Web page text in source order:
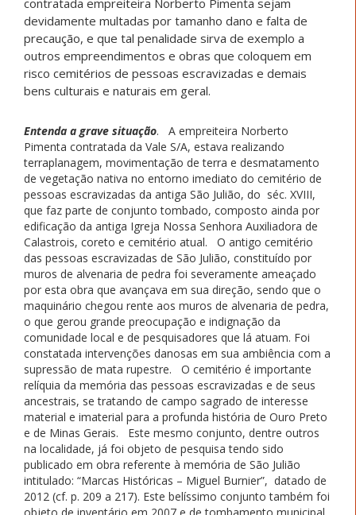
devidamente multadas por tamanho dano e falta de
precaução, e que tal penalidade sirva de exemplo a
outros empreendimentos e obras que coloquem em
risco cemitérios de pessoas escravizadas e demais
bens culturais e naturais em geral.
Entenda a grave situação. A empreiteira Norberto
Pimenta contratada da Vale S/A, estava realizando
terraplanagem, movimentação de terra e desmatamento
de vegetação nativa no entorno imediato do cemitério de
pessoas escravizadas da antiga São Julião, do séc. XVIII,
que faz parte de conjunto tombado, composto ainda por
edificação da antiga Igreja Nossa Senhora Auxiliadora de
Calastrois, coreto e cemitério atual. O antigo cemitério
das pessoas escravizadas de São Julião, constituído por
muros de alvenaria de pedra foi severamente ameaçado
por esta obra que avançava em sua direção, sendo que o
maquinário chegou rente aos muros de alvenaria de pedra,
o que gerou grande preocupação e indignação da
comunidade local e de pesquisadores que lá atuam. Foi
constatada intervenções danosas em sua ambiência com a
supressão de mata rupestre. O cemitério é importante
relíquia da memória das pessoas escravizadas e de seus
ancestrais, se tratando de campo sagrado de interesse
material e imaterial para a profunda história de Ouro Preto
e de Minas Gerais. Este mesmo conjunto, dentre outros
na localidade, já foi objeto de pesquisa tendo sido
publicado em obra referente à memória de São Julião
intitulado: “Marcas Históricas – Miguel Burnier”, datado de
2012 (cf. p. 209 a 217). Este belíssimo conjunto também foi